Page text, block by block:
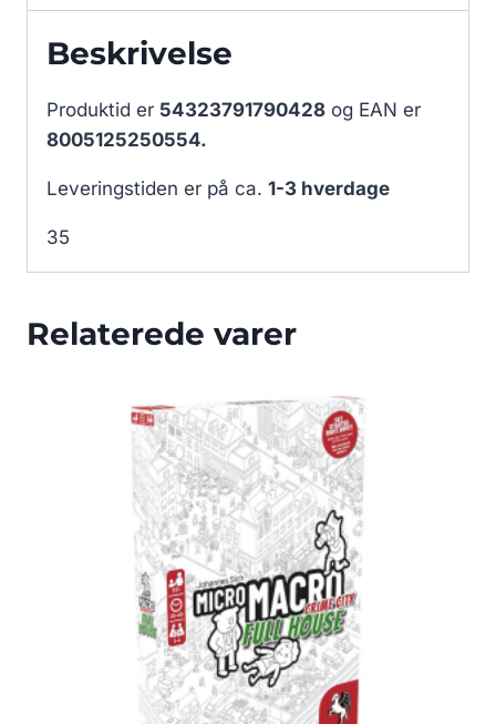
Beskrivelse
Produktid er 54323791790428 og EAN er
8005125250554.
Leveringstiden er på ca. 1-3 hverdage
35
Relaterede varer